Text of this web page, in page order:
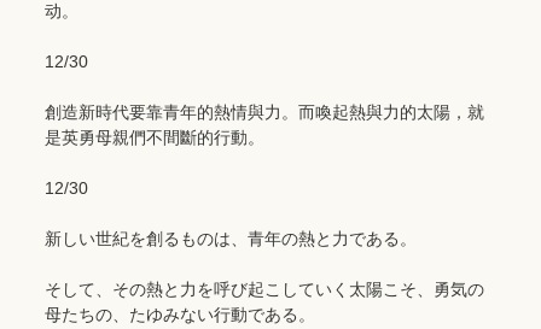
动。
12/30
創造新時代要靠青年的熱情與力。而喚起熱與力的太陽，就
是英勇母親們不間斷的行動。
12/30
新しい世紀を創るものは、青年の熱と力である。
そして、その熱と力を呼び起こしていく太陽こそ、勇気の
母たちの、たゆみない行動である。